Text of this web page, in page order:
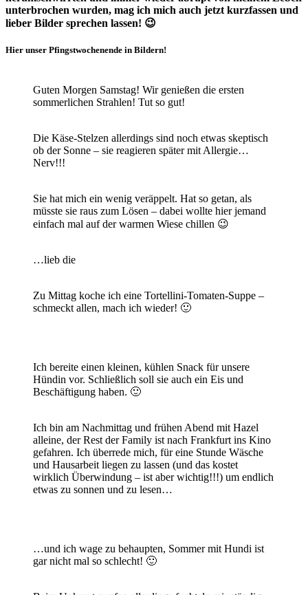
unterbrochen wurden, mag ich mich auch jetzt kurzfassen und
lieber Bilder sprechen lassen! 😉
Hier unser Pfingstwochenende in Bildern!
Guten Morgen Samstag! Wir genießen die ersten
sommerlichen Strahlen! Tut so gut!
Die Käse-Stelzen allerdings sind noch etwas skeptisch
ob der Sonne – sie reagieren später mit Allergie…
Nerv!!!
Sie hat mich ein wenig veräppelt. Hat so getan, als
müsste sie raus zum Lösen – dabei wollte hier jemand
einfach mal auf der warmen Wiese chillen 😉
…lieb die
Zu Mittag koche ich eine Tortellini-Tomaten-Suppe –
schmeckt allen, mach ich wieder! 🙂
Ich bereite einen kleinen, kühlen Snack für unsere
Hündin vor. Schließlich soll sie auch ein Eis und
Beschäftigung haben. 🙂
Ich bin am Nachmittag und frühen Abend mit Hazel
alleine, der Rest der Family ist nach Frankfurt ins Kino
gefahren. Ich überrede mich, für eine Stunde Wäsche
und Hausarbeit liegen zu lassen (und das kostet
wirklich Überwindung – ist aber wichtig!!!) um endlich
etwas zu sonnen und zu lesen…
…und ich wage zu behaupten, Sommer mit Hundi ist
gar nicht mal so schlecht! 🙂